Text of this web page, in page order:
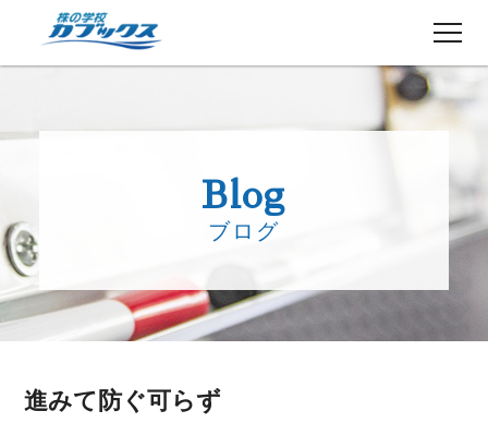
５分でわかるカブックス
授業日程
生徒さんの声
講師ブログ
Blog
ブログ
進みて防ぐ可らず